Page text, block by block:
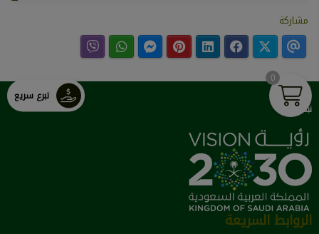
مشاركة
نبذة عنا
الروابط السريعة
تبرع سريع
0